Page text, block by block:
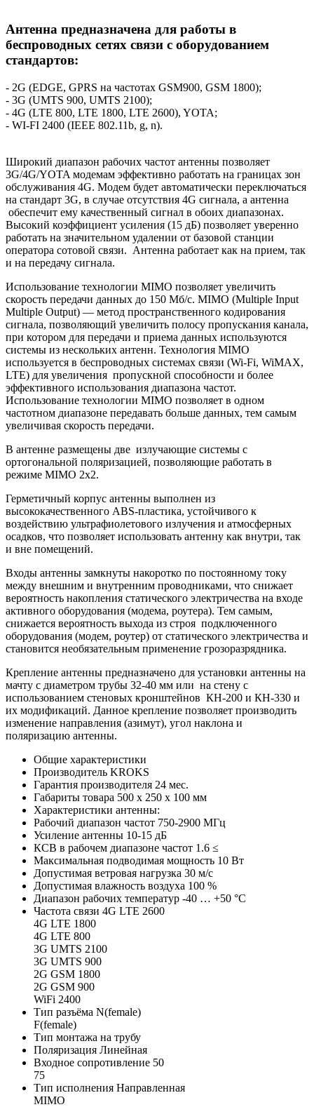
Антенна предназначена для работы в
беспроводных сетях связи с оборудованием
стандартов:
- 2G (EDGE, GPRS на частотах GSM900, GSM 1800);
- 3G (UMTS 900, UMTS 2100);
- 4G (LTE 800, LTE 1800, LTE 2600), YOTA;
- WI-FI 2400 (IEEE 802.11b, g, n).
Широкий диапазон рабочих частот антенны позволяет
3G/4G/YOTA модемам эффективно работать на границах зон
обслуживания 4G. Модем будет автоматически переключаться
на стандарт 3G, в случае отсутствия 4G сигнала, а антенна
обеспечит ему качественный сигнал в обоих диапазонах.
Высокий коэффициент усиления (15 дБ) позволяет уверенно
работать на значительном удалении от базовой станции
оператора сотовой связи. Антенна работает как на прием, так
и на передачу сигнала.
Использование технологии MIMO позволяет увеличить
скорость передачи данных до 150 Мб/с. MIMO (Multiple Input
Multiple Output) — метод пространственного кодирования
сигнала, позволяющий увеличить полосу пропускания канала,
при котором для передачи и приема данных используются
системы из нескольких антенн. Технология MIMO
используется в беспроводных системах связи (Wi-Fi, WiMAX,
LTE) для увеличения пропускной способности и более
эффективного использования диапазона частот.
Использование технологии MIMO позволяет в одном
частотном диапазоне передавать больше данных, тем самым
увеличивая скорость передачи.
В антенне размещены две излучающие системы с
ортогональной поляризацией, позволяющие работать в
режиме MIMO 2х2.
Герметичный корпус антенны выполнен из
высококачественного ABS-пластика, устойчивого к
воздействию ультрафиолетового излучения и атмосферных
осадков, что позволяет использовать антенну как внутри, так
и вне помещений.
Входы антенны замкнуты накоротко по постоянному току
между внешним и внутренним проводниками, что снижает
вероятность накопления статического электричества на входе
активного оборудования (модема, роутера). Тем самым,
снижается вероятность выхода из строя подключенного
оборудования (модем, роутер) от статического электричества и
становится необязательным применение грозоразрядника.
Крепление антенны предназначено для установки антенны на
мачту с диаметром трубы 32-40 мм или на стену с
использованием стеновых кронштейнов КН-200 и КН-330 и
их модификаций. Данное крепление позволяет производить
изменение направления (азимут), угол наклона и
поляризацию антенны.
Общие характеристики
Производитель KROKS
Гарантия производителя 24 мес.
Габариты товара 500 x 250 x 100 мм
Характеристики антенны:
Рабочий диапазон частот 750-2900 МГц
Усиление антенны 10-15 дБ
КСВ в рабочем диапазоне частот 1.6 ≤
Максимальная подводимая мощность 10 Вт
Допустимая ветровая нагрузка 30 м/с
Допустимая влажность воздуха 100 %
Диапазон рабочих температур -40 … +50 °C
Частота связи 4G LTE 2600
4G LTE 1800
4G LTE 800
3G UMTS 2100
3G UMTS 900
2G GSM 1800
2G GSM 900
WiFi 2400
Тип разъёма N(female)
F(female)
Тип монтажа на трубу
Поляризация Линейная
Входное сопротивление 50
75
Тип исполнения Направленная
MIMO